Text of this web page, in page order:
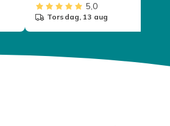
5,0
torsdag, 13 aug